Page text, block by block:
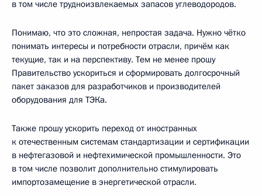
в том числе трудноизвлекаемых запасов углеводородов.
Понимаю, что это сложная, непростая задача. Нужно чётко
понимать интересы и потребности отрасли, причём как
текущие, так и на перспективу. Тем не менее прошу
Правительство ускориться и сформировать долгосрочный
пакет заказов для разработчиков и производителей
оборудования для ТЭКа.
Также прошу ускорить переход от иностранных
к отечественным системам стандартизации и сертификации
в нефтегазовой и нефтехимической промышленности. Это
в том числе позволит дополнительно стимулировать
импортозамещение в энергетической отрасли.